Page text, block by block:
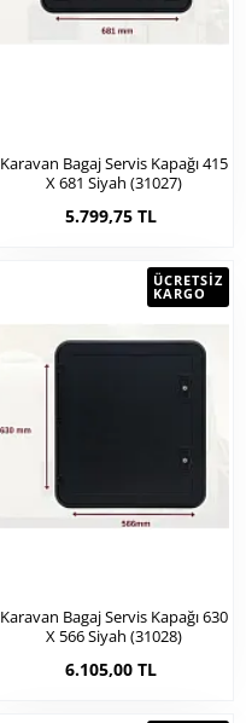
Karavan Bagaj Servis Kapağı 415
X 681 Siyah (31027)
5.799,75 TL
ÜCRETSIZ
KARGO
Karavan Bagaj Servis Kapağı 630
X 566 Siyah (31028)
6.105,00 TL